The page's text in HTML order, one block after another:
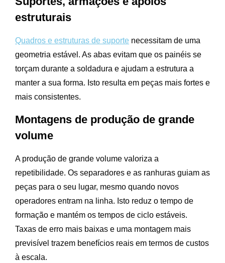
estruturais
Quadros e estruturas de suporte necessitam de uma
geometria estável. As abas evitam que os painéis se
torçam durante a soldadura e ajudam a estrutura a
manter a sua forma. Isto resulta em peças mais fortes e
mais consistentes.
Montagens de produção de grande
volume
A produção de grande volume valoriza a
repetibilidade. Os separadores e as ranhuras guiam as
peças para o seu lugar, mesmo quando novos
operadores entram na linha. Isto reduz o tempo de
formação e mantém os tempos de ciclo estáveis.
Taxas de erro mais baixas e uma montagem mais
previsível trazem benefícios reais em termos de custos
à escala.